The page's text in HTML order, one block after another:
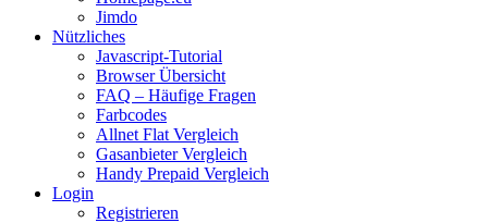
Jimdo
Nützliches
Javascript-Tutorial
Browser Übersicht
FAQ – Häufige Fragen
Farbcodes
Allnet Flat Vergleich
Gasanbieter Vergleich
Handy Prepaid Vergleich
Login
Registrieren